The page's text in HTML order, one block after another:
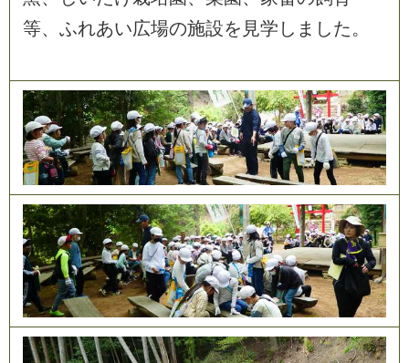
等、 ふれあい広場の施設を 見学 し ま した。